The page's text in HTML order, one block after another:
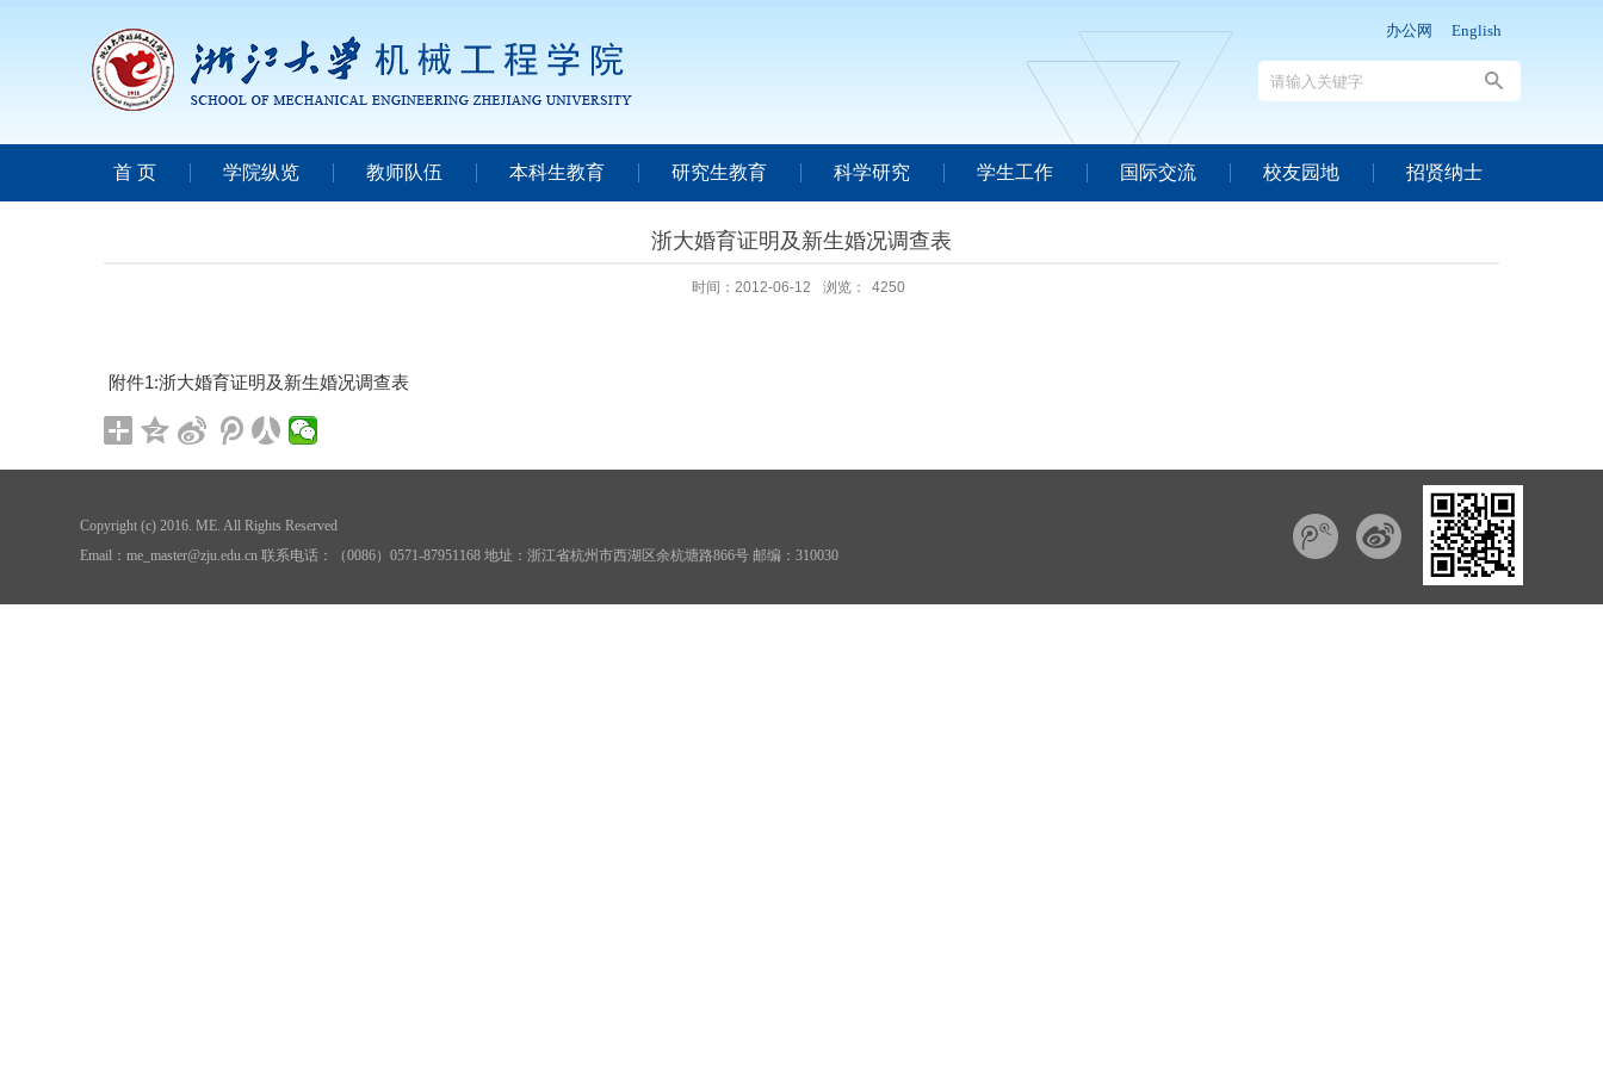
办公网 English
首 页 学院纵览 教师队伍 本科生教育 研究生教育 科学研究 学生工作 国际交流 校友园地 招贤纳士
浙大婚育证明及新生婚况调查表
时间：2012-06-12 浏览： 4250
附件1:浙大婚育证明及新生婚况调查表
Copyright (c) 2016. ME. All Rights Reserved
Email：me_master@zju.edu.cn 联系电话：（0086）0571-87951168 地址：浙江省杭州市西湖区余杭塘路866号 邮编：310030